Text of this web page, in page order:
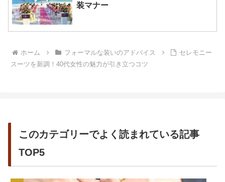
装マナー
ホーム フォーマルな装いのアドバイス
セレモニー
スーツを新調！40代女性の魅力が引き立つコツ
このカテゴリーでよく読まれている記事
TOP5